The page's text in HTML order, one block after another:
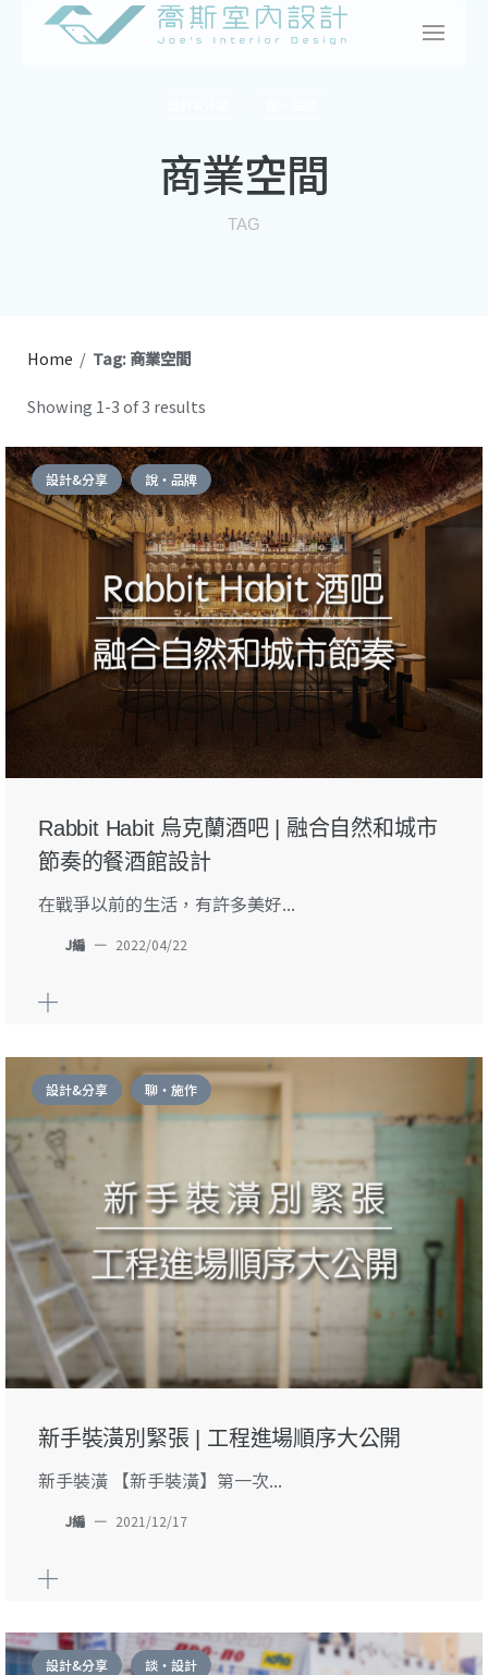
商業空間
TAG
Home / Tag: 商業空間
Showing 1-3 of 3 results
設計&分享 說・品牌
Rabbit Habit 烏克蘭酒吧 | 融合自然和城市
節奏的餐酒館設計
在戰爭以前的生活，有許多美好...
J編 — 2022/04/22
設計&分享 聊・施作
新手裝潢別緊張 | 工程進場順序大公開
新手裝潢 【新手裝潢】第一次...
J編 — 2021/12/17
設計&分享 談・設計